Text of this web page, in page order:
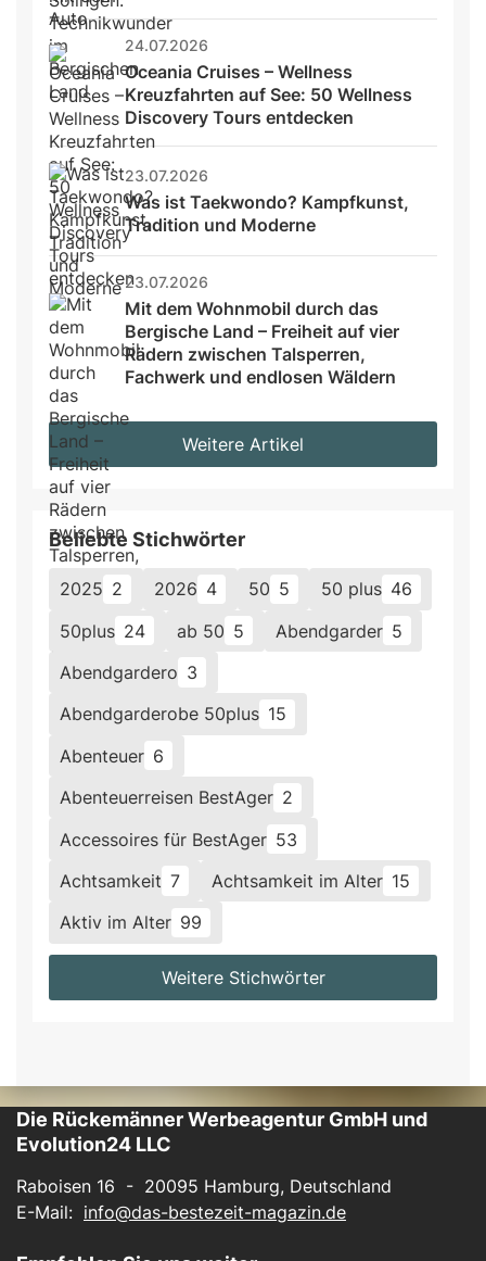
24.07.2026
Oceania Cruises – Wellness
Kreuzfahrten auf See: 50 Wellness
Discovery Tours entdecken
23.07.2026
Was ist Taekwondo? Kampfkunst,
Tradition und Moderne
23.07.2026
Mit dem Wohnmobil durch das
Bergische Land – Freiheit auf vier
Rädern zwischen Talsperren,
Fachwerk und endlosen Wäldern
Weitere Artikel
Beliebte Stichwörter
2025 2 2026 4 50 5 50 plus 46
50plus 24 ab 50 5 Abendgarder 5
Abendgardero 3
Abendgarderobe 50plus 15
Abenteuer 6
Abenteuerreisen BestAger 2
Accessoires für BestAger 53
Achtsamkeit 7 Achtsamkeit im Alter 15
Aktiv im Alter 99
Weitere Stichwörter
Die Rückemänner Werbeagentur GmbH und
Evolution24 LLC
Raboisen 16 - 20095 Hamburg, Deutschland
E-Mail: info@das-bestezeit-magazin.de